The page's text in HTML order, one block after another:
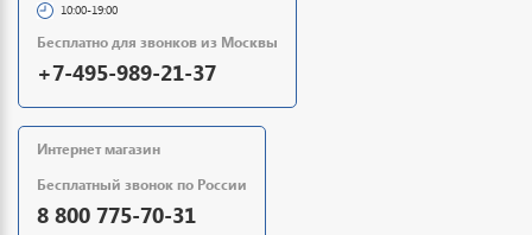
10:00-19:00
Бесплатно для звонков из Москвы
+7-495-989-21-37
Интернет магазин
Бесплатный звонок по России
8 800 775-70-31